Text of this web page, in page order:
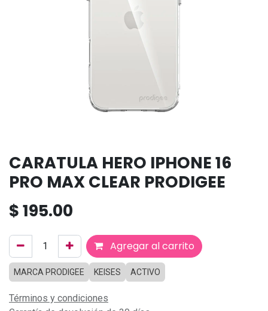
CARATULA HERO IPHONE 16
PRO MAX CLEAR PRODIGEE
$195.00
Agregar al carrito
MARCA PRODIGEE KEISES ACTIVO
Términos y condiciones